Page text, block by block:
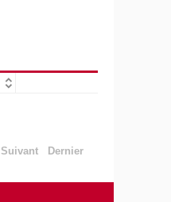
Suivant Dernier